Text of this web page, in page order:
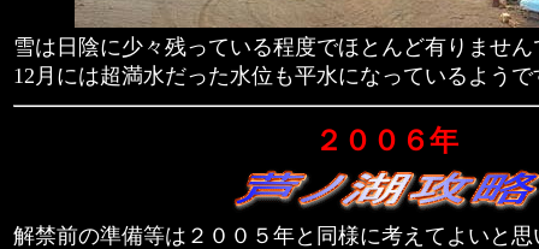
雪は日陰に少々残っている程度でほとんど有りません
12月には超満水だった水位も平水になっているようで
２００６年
解禁前の準備等は２００５年と同様に考えてよいと思